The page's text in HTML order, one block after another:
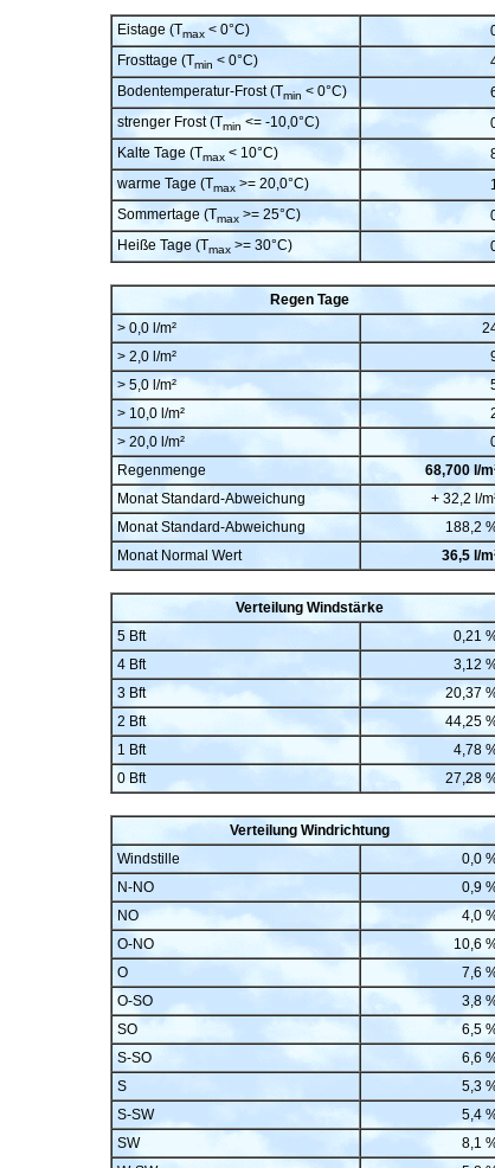
Eistage (Tmax< 0°C)
Frosttage (Tmin < 0°C)
Bodentemperatur-Frost (Tmin < 0°C)
strenger Frost (Tmin <= -10,0°C)
Kalte Tage (Tmax< 10°C)
warme Tage (Tmax>= 20,0°C)
Sommertage (Tmax>= 25°C)
Heiße Tage (Tmax>= 30°C)
Regen Tage
> 0,0 l/m²
> 2,0 l/m²
> 5,0 l/m²
> 10,0 l/m²
> 20,0 l/m²
Regenmenge
68,700 l/
Monat Standard-Abweichung
+ 32,2 l/
Monat Standard-Abweichung
188,2
Monat Normal Wert
36,5 l/
Verteilung Windstärke
5 Bft
0,21
4 Bft
3,12
3 Bft
20,37
2 Bft
44,25
1 Bft
4,78
0 Bft
27,28
Verteilung Windrichtung
Windstille
0,0
N-NO
0,9
NO
4,0
O-NO
10,6
O
7,6
O-SO
3,8
SO
6,5
S-SO
6,6
S
5,3
S-SW
5,4
SW
8,1